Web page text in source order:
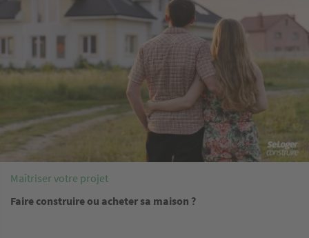
Maîtriser votre projet
Faire construire ou acheter sa maison ?